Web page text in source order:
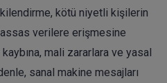
kötü niyetli kişilerin
verilere erişmesine
mali zararlara ve yasal
sanal makine mesajları